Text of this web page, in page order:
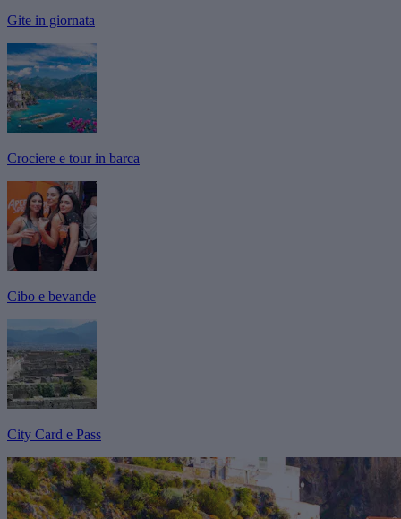
Gite in giornata
Crociere e tour in barca
Cibo e bevande
City Card e Pass